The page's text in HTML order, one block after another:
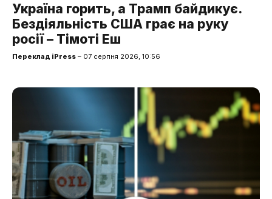
Україна горить, а Трамп байдикує.
Бездіяльність США грає на руку
росії – Тімоті Еш
Переклад iPress – 07 серпня 2026, 10:56